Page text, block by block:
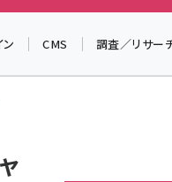
CMS 調査／リサー